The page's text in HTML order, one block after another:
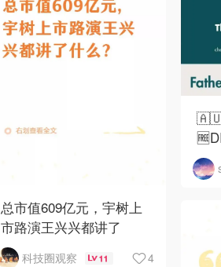
总市值609亿元，宇树上
市路演王兴兴都讲了
科技圈观察 11 4